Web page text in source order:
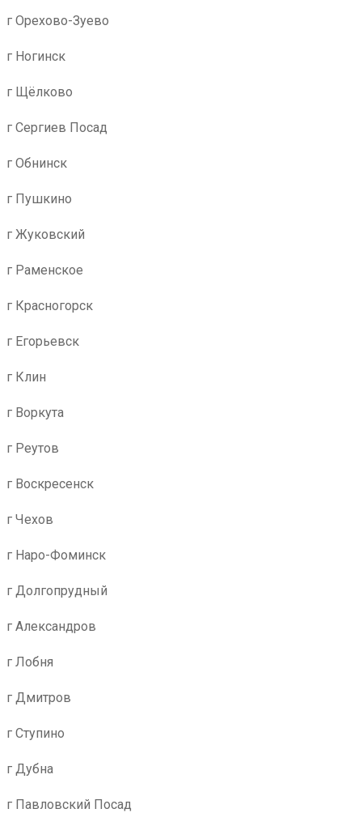
г Орехово-Зуево
г Ногинск
г Щёлково
г Сергиев Посад
г Обнинск
г Пушкино
г Жуковский
г Раменское
г Красногорск
г Егорьевск
г Клин
г Воркута
г Реутов
г Воскресенск
г Чехов
г Наро-Фоминск
г Долгопрудный
г Александров
г Лобня
г Дмитров
г Ступино
г Дубна
г Павловский Посад